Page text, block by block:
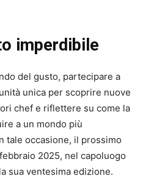
imperdibile
del gusto, partecipare a
unica per scoprire nuove
chef e riflettere su come la
a un mondo più
tale occasione, il prossimo
2025, nel capoluogo
sua ventesima edizione.